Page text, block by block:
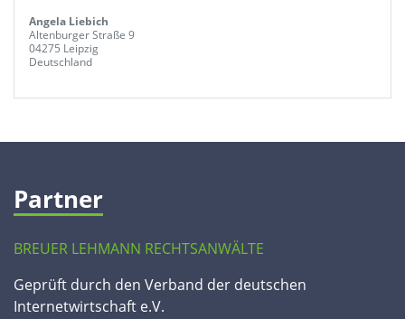
Angela Liebich
Altenburger Straße 9
04275 Leipzig
Deutschland
Partner
BREUER LEHMANN RECHTSANWÄLTE
Geprüft durch den Verband der deutschen
Internetwirtschaft e.V.